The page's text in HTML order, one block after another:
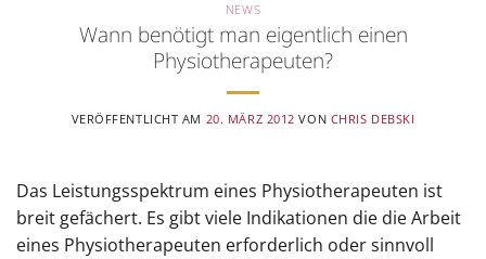
NEWS
Wann benötigt man eigentlich einen
Physiotherapeuten?
VERÖFFENTLICHT AM 20. MÄRZ 2012 VON CHRIS DEBSKI
Das Leistungsspektrum eines Physiotherapeuten ist
breit gefächert. Es gibt viele Indikationen die die Arbeit
eines Physiotherapeuten erforderlich oder sinnvoll